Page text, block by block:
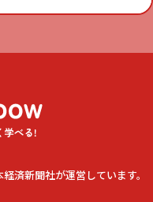
済新聞社が運営しています。